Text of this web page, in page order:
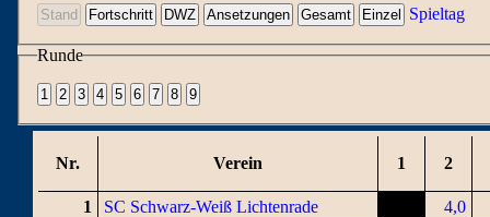
Spieltag
Runde
Nr. Verein 1 2
1 SC Schwarz-Weiß Lichtenrade
4,0